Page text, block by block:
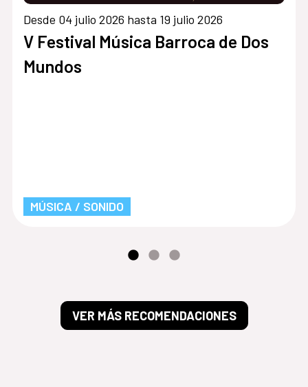
Desde 04 julio 2026 hasta 19 julio 2026
V Festival Música Barroca de Dos
Mundos
MÚSICA / SONIDO
VER MÁS RECOMENDACIONES